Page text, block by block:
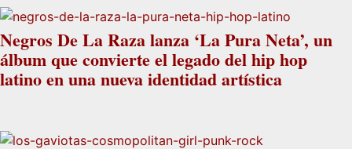
Negros De La Raza lanza ‘La Pura Neta’, un
álbum que convierte el legado del hip hop
latino en una nueva identidad artística